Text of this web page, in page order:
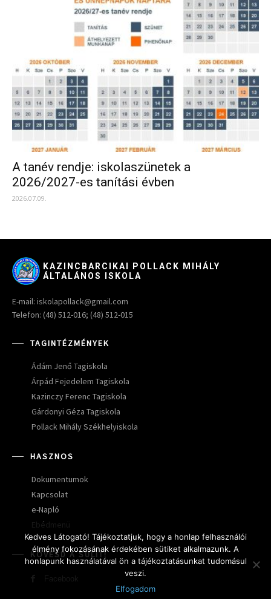
A tanév rendje: iskolaszünetek a
2026/2027-es tanítási évben
2026.07.09.
KAZINCBARCIKAI POLLACK MIHÁLY
ÁLTALÁNOS ISKOLA
E-mail: iskolapollack@gmail.com
Telefon: (48) 512-016; (48) 512-015
TAGINTÉZMÉNYEK
Ádám Jenő Tagiskola
Árpád Fejedelem Tagiskola
Kazinczy Ferenc Tagiskola
Gárdonyi Géza Tagiskola
Pollack Mihály Székhelyiskola
HASZNOS
Dokumentumok
Kapcsolat
e-Napló
Ebédmenü
KÖVESD A SULIT!
Kedves Látogató! Tájékoztatjuk, hogy a honlap felhasználói
élmény fokozásának érdekében sütiket alkalmazunk. A
honlapunk használatával ön a tájékoztatásunkat tudomásul
veszi.
Elfogadom